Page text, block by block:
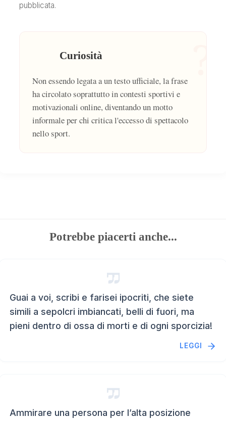
pubblicata.
Curiosità
Non essendo legata a un testo ufficiale, la frase
ha circolato soprattutto in contesti sportivi e
motivazionali online, diventando un motto
informale per chi critica l'eccesso di spettacolo
nello sport.
Potrebbe piacerti anche...
Guai a voi, scribi e farisei ipocriti, che siete
simili a sepolcri imbiancati, belli di fuori, ma
pieni dentro di ossa di morti e di ogni sporcizia!
LEGGI
Ammirare una persona per l’alta posizione